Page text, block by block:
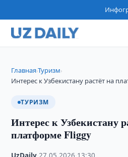
Главная›Туризм›
Интерес к Узбекистану растёт на
ТУРИЗМ
Интерес к Узбекистану
платформе Fliggy